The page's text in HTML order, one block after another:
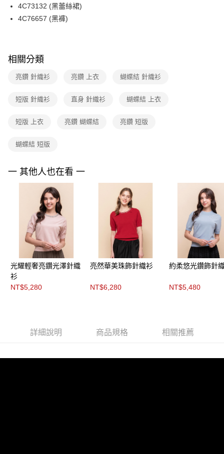
２．便利：只要手機號碼，簡訊認證，即可結帳。
２．訂單成立數日內，您將收到繳費通知簡訊。
ATM／網路銀行／等多元方式進行付款，方視為交易完成。
後付繳納相關費用。
是否繳費成功／繳費後需取消欲退款等相關疑問，請聯繫「AFTEE先享後付
【注意事項】
易，需依本服務之必要範圍內提供個人資料，並將交易相關給付款項請求債
權轉讓予恩沛科技股份有限公司。
２．關於個人資料處理事宜，請瀏覽以下網址：
https://aftee.tw/terms/#terms3
３．未成年的使用者請事先徵得法定代理人或監護人之同意方可使用
「AFTEE先享後付」，若未經同意申辦者引起之損失，本公司不負相關責
４．使用「AFTEE先享後付」時，將依據個別帳號之用戶狀況，依本公司即
時審查核予不同之上限額度；若仍有額度不足之情形，本公司將視審查結果
請求用戶進行身份認證。
５．嚴禁一人註冊多個帳號或使用他人資訊註冊。若發現惡意使用之情形，
恩沛科技股份有限公司將有權停止該用戶之使用額度並採取法律行動。
付款後全家FamilyMart取貨
每筆NT$90，滿NT$3,600(含以上)免運費
黑貓宅配
每筆NT$200，滿NT$8,000(含以上)免運費
付款後門市自取
4C73132 (黑蕾絲裙)
4C76657 (黑褲)
相關分類
亮鑽 針織衫 亮鑽 上衣 蝴蝶結 針織衫
短版 針織衫 直身 針織衫 蝴蝶結 上衣
短版 上衣 亮鑽 蝴蝶結 亮鑽 短版
蝴蝶結 短版
一 其他人也在看 一
光耀輕奢亮鑽光澤針織
衫
NT$5,280
亮然華美珠飾針織衫
NT$6,280
約柔悠光鑽飾針
NT$5,480
詳細說明 商品規格 相關推薦